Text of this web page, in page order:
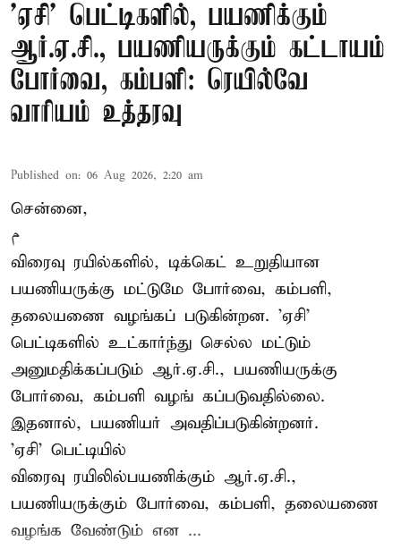
'ஏசி' பெட்டிகளில், பயணிக்கும்
ஆர்.ஏ.சி., பயணியருக்கும் கட்டாயம்
போர்வை, கம்பளி: ரெயில்வே
வாரியம் உத்தரவு
Published on: 06 Aug 2026, 2:20 am
சென்னை,
م
விரைவு ரயில்களில், டிக்கெட் உறுதியான
பயணியருக்கு மட்டுமே போர்வை, கம்பளி,
தலையணை வழங்கப் படுகின்றன. 'ஏசி'
பெட்டிகளில் உட்கார்ந்து செல்ல மட்டும்
அனுமதிக்கப்படும் ஆர்.ஏ.சி., பயணியருக்கு
போர்வை, கம்பளி வழங் கப்படுவதில்லை.
இதனால், பயணியர் அவதிப்படுகின்றனர்.
'ஏசி' பெட்டியில்
விரைவு ரயிலில்பயணிக்கும் ஆர்.ஏ.சி.,
பயணியருக்கும் போர்வை, கம்பளி, தலையணை
வழங்க வேண்டும் என ...